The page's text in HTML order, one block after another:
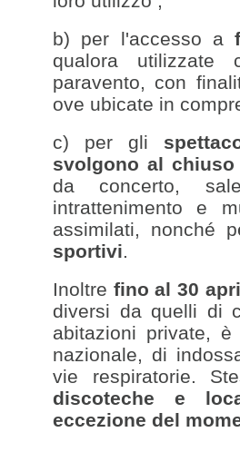
b) per l'accesso a
qualora
paravento, con
ove ubicate in
c) per gli
svolgono al
da concerto,
intrattenimento e
assimilati, nonché
sportivi.
Inoltre fino al 30
diversi da quelli di
abitazioni private,
nazionale, di
vie respiratorie.
discoteche e
eccezione del